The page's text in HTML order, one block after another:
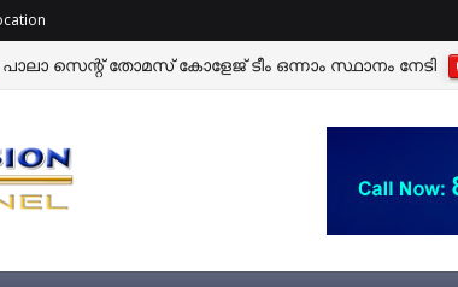
പാലാ സെന്റ് തോമസ് കോളേജ് ടീം ഒന്നാം സ്ഥാനം നേടി